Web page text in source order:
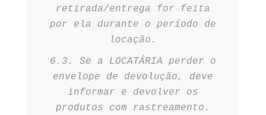
retirada/entrega for feita
por ela durante o período de
locação.
6.3. Se a LOCATÁRIA perder o
envelope de devolução, deve
informar e devolver os
produtos com rastreamento.